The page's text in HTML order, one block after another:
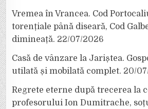
Vremea în Vrancea. Cod
torențiale până diseară, Cod
dimineață. 22/07/2026
Casă de vânzare la Jariștea.
utilată și mobilată complet. 20/
Regrete eterne după trecerea la
profesorului Ion Dumitrache,